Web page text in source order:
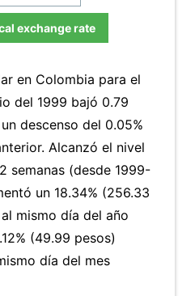
exchange rate
en Colombia para el
del 1999 bajó 0.79
descenso del 0.05%
Alcanzó el nivel
semanas (desde 1999-
un 18.34% (256.33
mismo día del año
(49.99 pesos)
día del mes